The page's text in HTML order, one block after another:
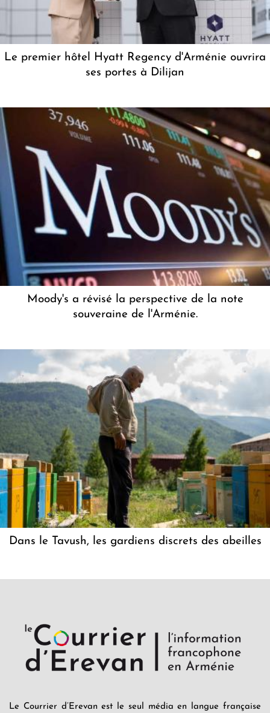
Le premier hôtel Hyatt Regency d'Arménie ouvrira
ses portes à Dilijan
Moody's a révisé la perspective de la note
souveraine de l'Arménie.
Dans le Tavush, les gardiens discrets des abeilles
Le Courrier d’Erevan est le seul média en langue française